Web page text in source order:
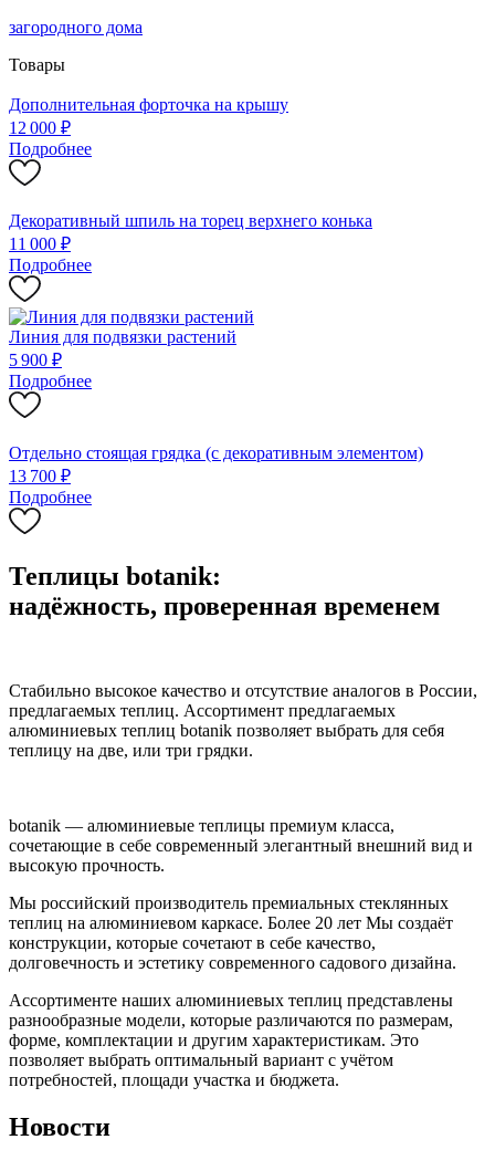
загородного дома
Товары
Дополнительная форточка на крышу
12 000 ₽
Подробнее
Декоративный шпиль на торец верхнего конька
11 000 ₽
Подробнее
Линия для подвязки растений
5 900 ₽
Подробнее
Отдельно стоящая грядка (с декоративным элементом)
13 700 ₽
Подробнее
Теплицы botanik:
надёжность, проверенная временем
Стабильно высокое качество и отсутствие аналогов в России,
предлагаемых теплиц. Ассортимент предлагаемых
алюминиевых теплиц botanik позволяет выбрать для себя
теплицу на две, или три грядки.
botanik — алюминиевые теплицы премиум класса,
сочетающие в себе современный элегантный внешний вид и
высокую прочность.
Мы российский производитель премиальных стеклянных
теплиц на алюминиевом каркасе. Более 20 лет Мы создаёт
конструкции, которые сочетают в себе качество,
долговечность и эстетику современного садового дизайна.
Ассортименте наших алюминиевых теплиц представлены
разнообразные модели, которые различаются по размерам,
форме, комплектации и другим характеристикам. Это
позволяет выбрать оптимальный вариант с учётом
потребностей, площади участка и бюджета.
Новости